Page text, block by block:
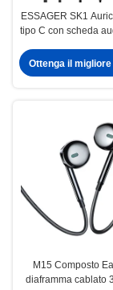
ESSAGER SK1
tipo C con scheda
mm e
per audio di
Ottenga il
M15 Composto
diaframma cablato